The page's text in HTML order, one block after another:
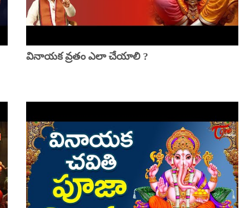
వినాయక వ్రతం ఎలా చేయాలి ?